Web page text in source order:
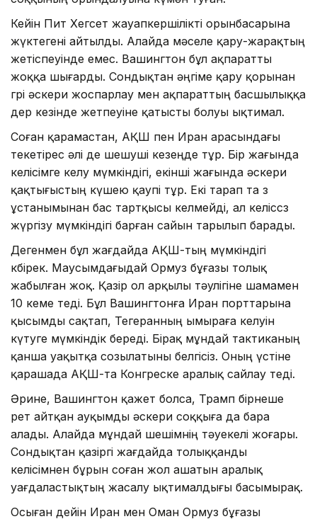
Кейін Пит Хегсет жауапкершілікті орынбасарына
жүктегені айтылды. Алайда мәселе қару-жарақтың
жетіспеуінде емес. Вашингтон бұл ақпаратты
жоққа шығарды. Сондықтан әңгіме қару қорынан
гөрі әскери жоспарлау мен ақпараттың басшылыққа
дер кезінде жетпеуіне қатысты болуы ықтимал.
Соған қарамастан, АҚШ пен Иран арасындағы
текетірес әлі де шешуші кезеңде тұр. Бір жағында
келісімге келу мүмкіндігі, екінші жағында әскери
қақтығыстың күшею қаупі тұр. Екі тарап та өз
ұстанымынан бас тартқысы келмейді, ал келіссөз
жүргізу мүмкіндігі барған сайын тарылып барады.
Дегенмен бұл жағдайда АҚШ-тың мүмкіндігі
көбірек. Маусымдағыдай Ормуз бұғазы толық
жабылған жоқ. Қазір ол арқылы тәулігіне шамамен
10 кеме өтеді. Бұл Вашингтонға Иран порттарына
қысымды сақтап, Тегеранның ымыраға келуін
күтуге мүмкіндік береді. Бірақ мұндай тактиканың
қанша уақытқа созылатыны белгісіз. Оның үстіне
қарашада АҚШ-та Конгреске аралық сайлау өтеді.
Әрине, Вашингтон қажет болса, Трамп бірнеше
рет айтқан ауқымды әскери соққыға да бара
алады. Алайда мұндай шешімнің тәуекелі жоғары.
Сондықтан қазіргі жағдайда толыққанды
келісімнен бұрын соған жол ашатын аралық
уағдаластықтың жасалу ықтималдығы басымырақ.
Осыған дейін Иран мен Оман Ормуз бұғазы